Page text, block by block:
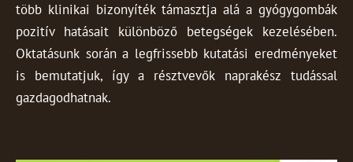
több klinikai bizonyíték támasztja alá a gyógygombák
pozitív hatásait különböző betegségek kezelésében.
Oktatásunk során a legfrissebb kutatási eredményeket
is bemutatjuk, így a résztvevők naprakész tudással
gazdagodhatnak.